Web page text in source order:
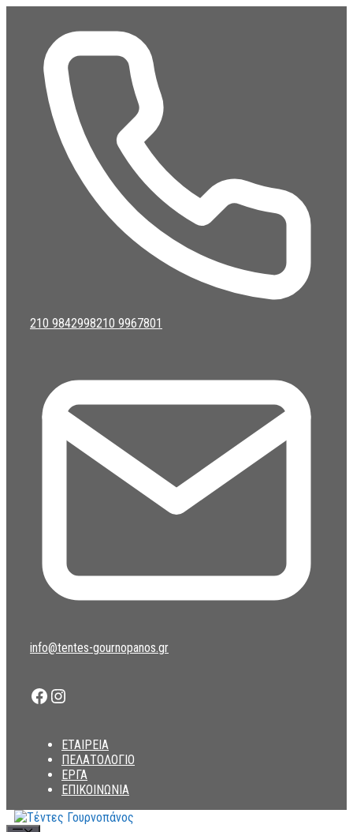
περιεχόμενο
210 9842998210 9967801
info@tentes-gournopanos.gr
Facebook
Instagram
ΕΤΑΙΡΕΙΑ
ΠΕΛΑΤΟΛΟΓΙΟ
ΕΡΓΑ
ΕΠΙΚΟΙΝΩΝΙΑ